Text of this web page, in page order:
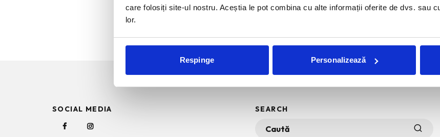
care folosiți site-ul nostru. Aceștia le pot combina cu alte informații oferite de dvs. sau
lor.
Respinge Personalizează
SOCIAL MEDIA SEARCH